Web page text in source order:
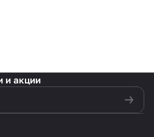
и акции